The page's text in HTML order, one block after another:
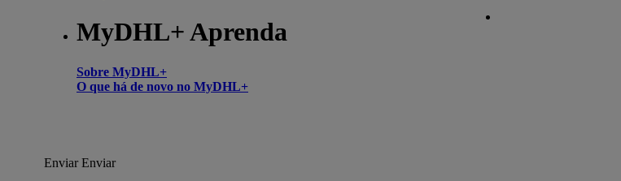
MyDHL+ Aprenda
Sobre MyDHL+
O que há de novo no MyDHL+
EnviarEnviar